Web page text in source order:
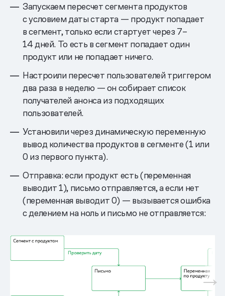
Запускаем пересчет сегмента продуктов
с условием даты старта — продукт попадает
в сегмент, только если стартует через 7–
14 дней. То есть в сегмент попадает один
продукт или не попадает ничего.
Настроили пересчет пользователей триггером
два раза в неделю — он собирает список
получателей анонса из подходящих
пользователей.
Установили через динамическую переменную
вывод количества продуктов в сегменте (1 или
0 из первого пункта).
Отправка: если продукт есть (переменная
выводит 1), письмо отправляется, а если нет
(переменная выводит 0) — вызывается ошибка
с делением на ноль и письмо не отправляется: